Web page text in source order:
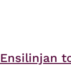
Ensilinjan